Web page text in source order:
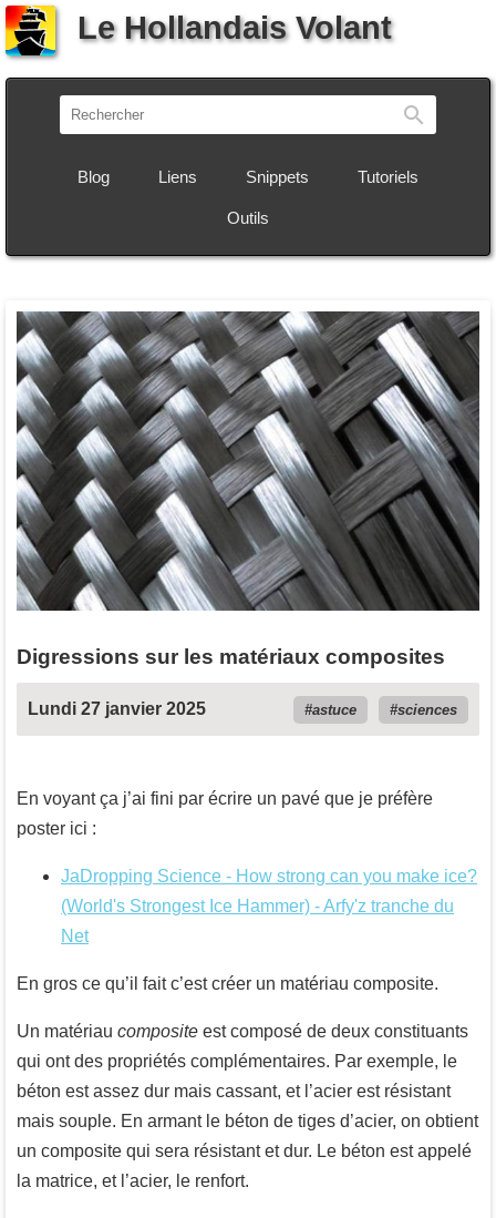
Le Hollandais Volant
Blog Liens Snippets Tutoriels
Outils
Digressions sur les matériaux composites
Lundi 27 janvier 2025 astuce sciences
En voyant ça j’ai fini par écrire un pavé que je préfère
poster ici :
JaDropping Science - How strong can you make ice?
(World's Strongest Ice Hammer) - Arfy'z tranche du
Net
En gros ce qu’il fait c’est créer un matériau composite.
Un matériau composite est composé de deux constituants
qui ont des propriétés complémentaires. Par exemple, le
béton est assez dur mais cassant, et l’acier est résistant
mais souple. En armant le béton de tiges d’acier, on obtient
un composite qui sera résistant et dur. Le béton est appelé
la matrice, et l’acier, le renfort.